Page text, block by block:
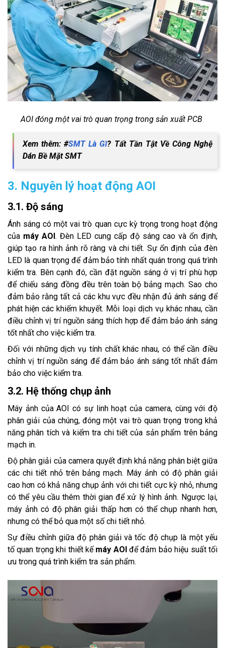
AOI đóng một vai trò quan trọng trong sản xuất PCB
Xem thêm: #SMT Là Gì? Tất Tần Tật Về Công Nghệ
Dán Bề Mặt SMT
3. Nguyên lý hoạt động AOI
3.1. Độ sáng
Ánh sáng có một vai trò quan cực kỳ trọng trong hoạt động
của máy AOI. Đèn LED cung cấp độ sáng cao và ổn định,
giúp tạo ra hình ảnh rõ ràng và chi tiết. Sự ổn định của đèn
LED là quan trọng để đảm bảo tính nhất quán trong quá trình
kiểm tra. Bên cạnh đó, cần đặt nguồn sáng ở vị trí phù hợp
để chiếu sáng đồng đều trên toàn bộ bảng mạch. Sao cho
đảm bảo rằng tất cả các khu vực đều nhận đủ ánh sáng để
phát hiện các khiếm khuyết. Mỗi loại dịch vụ khác nhau, cần
điều chỉnh vị trí nguồn sáng thích hợp để đảm bảo ánh sáng
tốt nhất cho việc kiểm tra.
Đối với những dịch vụ tính chất khác nhau, có thể cần điều
chỉnh vị trí nguồn sáng để đảm bảo ánh sáng tốt nhất đảm
bảo cho việc kiểm tra.
3.2. Hệ thống chụp ảnh
Máy ảnh của AOI có sự linh hoạt của camera, cùng với độ
phân giải của chúng, đóng một vai trò quan trọng trong khả
năng phân tích và kiểm tra chi tiết của sản phẩm trên bảng
mạch in.
Độ phân giải của camera quyết định khả năng phân biệt giữa
các chi tiết nhỏ trên bảng mạch. Máy ảnh có độ phân giải
cao hơn có khả năng chụp ảnh với chi tiết cực kỳ nhỏ, nhưng
có thể yêu cầu thêm thời gian để xử lý hình ảnh. Ngược lại,
máy ảnh có độ phân giải thấp hơn có thể chụp nhanh hơn,
nhưng có thể bỏ qua một số chi tiết nhỏ.
Sự điều chỉnh giữa độ phân giải và tốc độ chụp là một yếu
tố quan trọng khi thiết kế máy AOIđể đảm bảo hiệu suất tối
ưu trong quá trình kiểm tra sản phẩm.